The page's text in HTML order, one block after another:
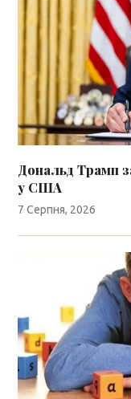
Дональд Трамп
у США
7 Серпня, 2026